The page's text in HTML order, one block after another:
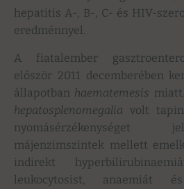
hepatitis A-, B-, C- és HIV-
eredménnyel.
A fiatalember
először 2011 decemberében
állapotban haematemesis
hepatosplenomegalia volt
nyomásérzékenységet
májenzimszintek mellett
indirekt
leukocytosist, anaemiát